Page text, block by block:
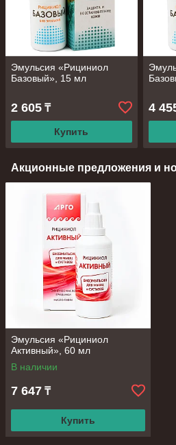
Эмульсия «Рициниол
Базовый», 15 мл
2 605 ₸
Купить
4
Акционные предложения и
Эмульсия «Рициниол
Активный», 60 мл
В наличии
7 647 ₸
Купить